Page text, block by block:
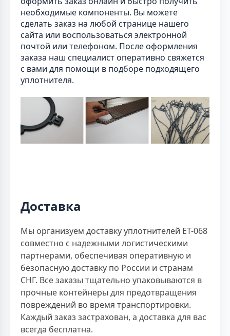
необходимые компоненты. Вы можете
сделать заказ на любой странице нашего
сайта или воспользоваться электронной
почтой или телефоном. После оформления
заказа наш специалист оперативно свяжется
с вами для помощи в подборе подходящего
уплотнителя.
Доставка
Мы организуем доставку уплотнителей ET-068
совместно с надежными логистическими
партнерами, обеспечивая оперативную и
безопасную доставку по России и странам
СНГ. Все заказы тщательно упаковываются в
прочные контейнеры для предотвращения
повреждений во время транспортировки.
Каждый заказ застрахован, а доставка для вас
всегда бесплатна.